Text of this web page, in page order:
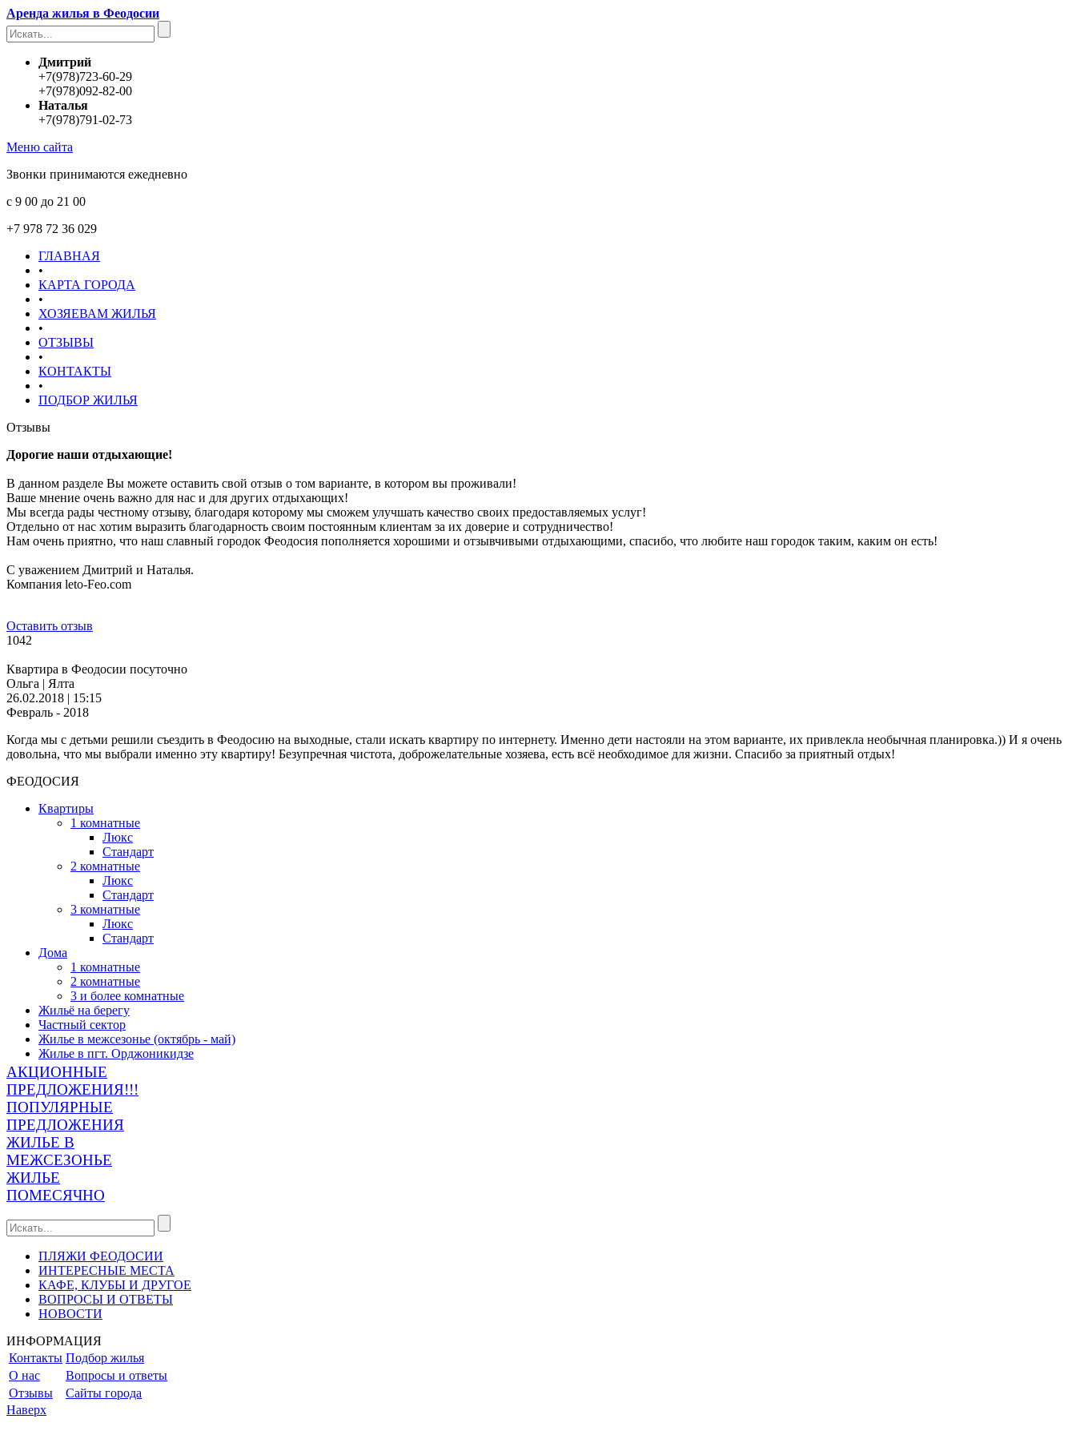
Аренда жилья в Феодосии
Дмитрий
+7(978)723-60-29
+7(978)092-82-00
Наталья
+7(978)791-02-73
Меню сайта
Звонки принимаются ежедневно
с 9 00 до 21 00
+7 978 72 36 029
ГЛАВНАЯ
•
КАРТА ГОРОДА
•
ХОЗЯЕВАМ ЖИЛЬЯ
•
ОТЗЫВЫ
•
КОНТАКТЫ
•
ПОДБОР ЖИЛЬЯ
Отзывы
Дорогие наши отдыхающие!
В данном разделе Вы можете оставить свой отзыв о том варианте, в котором вы проживали!
Ваше мнение очень важно для нас и для других отдыхающих!
Мы всегда рады честному отзыву, благодаря которому мы сможем улучшать качество своих предоставляемых услуг!
Отдельно от нас хотим выразить благодарность своим постоянным клиентам за их доверие и сотрудничество!
Нам очень приятно, что наш славный городок Феодосия пополняется хорошими и отзывчивыми отдыхающими, спасибо, что любите наш городок таким, каким он есть!
С уважением Дмитрий и Наталья.
Компания leto-Feo.com
Оставить отзыв
1042
Квартира в Феодосии посуточно
Ольга | Ялта
26.02.2018 | 15:15
Февраль - 2018
Когда мы с детьми решили съездить в Феодосию на выходные, стали искать квартиру по интернету. Именно дети настояли на этом варианте, их привлекла необычная планировка.)) И я очень
довольна, что мы выбрали именно эту квартиру! Безупречная чистота, доброжелательные хозяева, есть всё необходимое для жизни. Спасибо за приятный отдых!
ФЕОДОСИЯ
Квартиры
1 комнатные
Люкс
Стандарт
2 комнатные
Люкс
Стандарт
3 комнатные
Люкс
Стандарт
Дома
1 комнатные
2 комнатные
3 и более комнатные
Жильё на берегу
Частный сектор
Жилье в межсезонье (октябрь - май)
Жилье в пгт. Орджоникидзе
АКЦИОННЫЕ
ПРЕДЛОЖЕНИЯ!!!
ПОПУЛЯРНЫЕ
ПРЕДЛОЖЕНИЯ
ЖИЛЬЕ В
МЕЖСЕЗОНЬЕ
ЖИЛЬЕ
ПОМЕСЯЧНО
ПЛЯЖИ ФЕОДОСИИ
ИНТЕРЕСНЫЕ МЕСТА
КАФЕ, КЛУБЫ И ДРУГОЕ
ВОПРОСЫ И ОТВЕТЫ
НОВОСТИ
ИНФОРМАЦИЯ
Контакты Подбор жилья
О нас
Вопросы и ответы
Отзывы
Сайты города
Наверх